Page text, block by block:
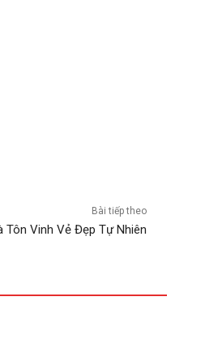
Bài tiếp theo
Tôn Vinh Vẻ Đẹp Tự Nhiên